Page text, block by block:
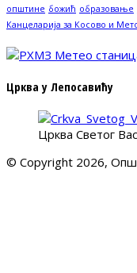
општине божић образовање
Канцеларија за Косово и
Црква у Лепосавићу
Црква Светог
© Copyright 2026,